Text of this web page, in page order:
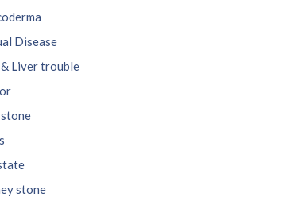
Disease
& Liver trouble
stone